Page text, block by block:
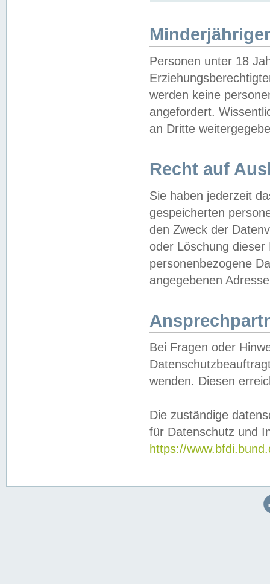
Personen unter 18
werden keine
angefordert.
an Dritte
Recht auf
Sie haben jederzeit
gespeicherten
den Zweck der
oder Löschung
personenbezogene
angegebenen
Bei Fragen oder
wenden. Diesen
Die zuständige
für Datenschutz und
https://